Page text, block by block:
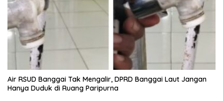
Air RSUD Banggai Tak Mengalir, DPRD Banggai Laut Jangan
Hanya Duduk di Ruang Paripurna